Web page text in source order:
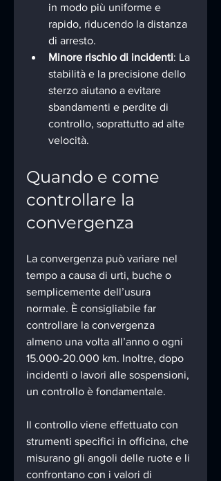
in modo più uniforme e
rapido, riducendo la distanza
di arresto.
Minore rischio di incidenti: La
stabilità e la precisione dello
sterzo aiutano a evitare
sbandamenti e perdite di
controllo, soprattutto ad alte
velocità.
Quando e come
controllare la
convergenza
La convergenza può variare nel
tempo a causa di urti, buche o
semplicemente dell’usura
normale. È consigliabile far
controllare la convergenza
almeno una volta all’anno o ogni
15.000-20.000 km. Inoltre, dopo
incidenti o lavori alle sospensioni,
un controllo è fondamentale.
Il controllo viene effettuato con
strumenti specifici in officina, che
misurano gli angoli delle ruote e li
confrontano con i valori di